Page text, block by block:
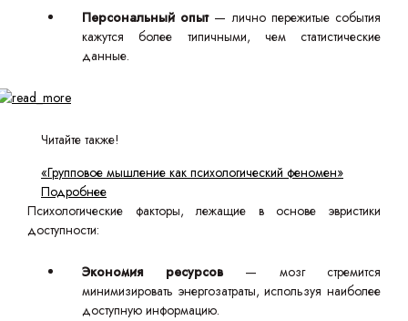
Персональный опыт— лично пережитые события
кажутся более типичными, чем статистические
данные.
Читайте также!
«Групповое мышление как психологический феномен»
Подробнее
Психологические факторы, лежащие в основе эвристики
доступности:
Экономия ресурсов— мозг стремится
минимизировать энергозатраты, используя наиболее
доступную информацию.